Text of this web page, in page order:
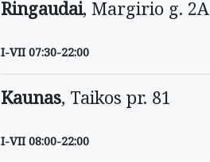
Ringaudai, Margirio g. 2A
I-VII 07:30-22:00
Kaunas, Taikos pr. 81
I-VII 08:00-22:00